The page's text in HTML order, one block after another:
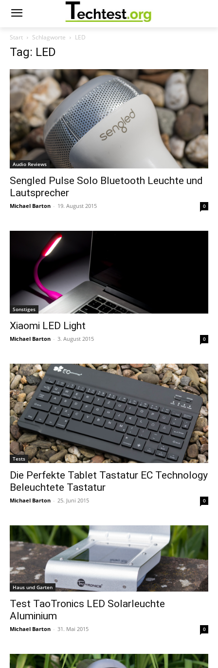
Start Schlagworte LED
Tag: LED
Audio Reviews
Sengled Pulse Solo Bluetooth Leuchte und
Lautsprecher
Michael Barton - 19. August 2015 0
Sonstiges
Xiaomi LED Light
Michael Barton - 3. August 2015 0
Tests
Die Perfekte Tablet Tastatur EC Technology
Beleuchtete Tastatur
Michael Barton - 25. Juni 2015 0
Haus und Garten
Test TaoTronics LED Solarleuchte
Aluminium
Michael Barton - 31. Mai 2015 0